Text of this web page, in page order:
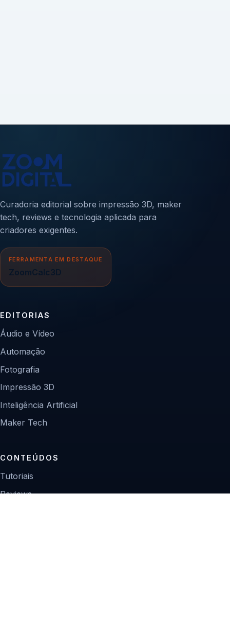
Curadoria editorial sobre impressão 3D, maker
tech, reviews e tecnologia aplicada para
criadores exigentes.
FERRAMENTA EM DESTAQUE
ZoomCalc3D
EDITORIAS
Áudio e Vídeo
Automação
Fotografia
Impressão 3D
Inteligência Artificial
Maker Tech
CONTEÚDOS
Tutoriais
Reviews